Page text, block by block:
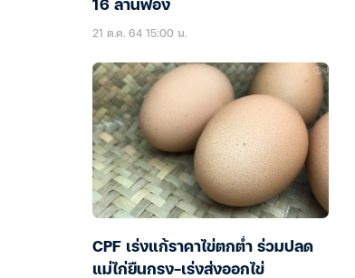
16 ล้านฟอง
21 ต.ค. 64 15:00 น.
CPF เร่งแก้ราคาไข่ตกต่ำ ร่วมปลด
แม่ไก่ยืนกรง-เร่งส่งออกไข่